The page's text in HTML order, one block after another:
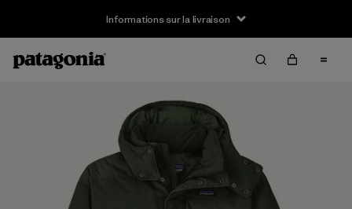
Informations sur la livraison